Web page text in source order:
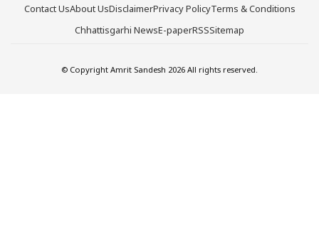
Contact UsAbout UsDisclaimerPrivacy PolicyTerms & Conditions
Chhattisgarhi NewsE-paperRSSSitemap
© Copyright Amrit Sandesh 2026 All rights reserved.